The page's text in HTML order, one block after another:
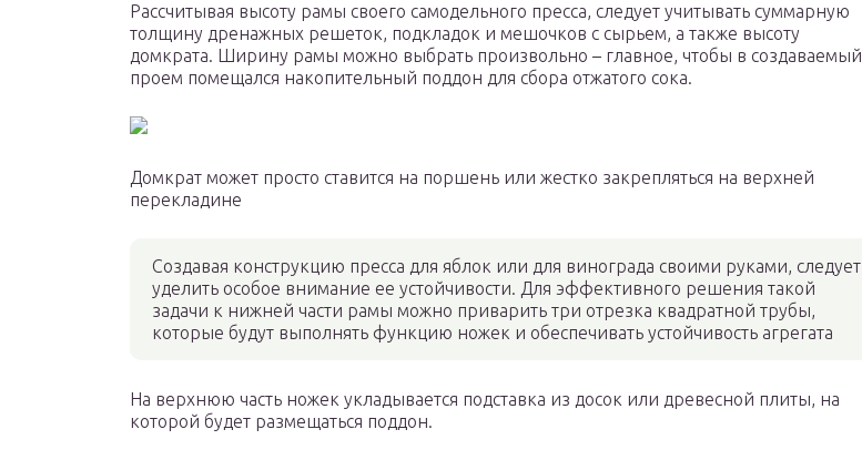
Рассчитывая высоту рамы своего самодельного пресса, следует учитывать суммарную
толщину дренажных решеток, подкладок и мешочков с сырьем, а также высоту
домкрата. Ширину рамы можно выбрать произвольно – главное, чтобы в создаваемый
проем помещался накопительный поддон для сбора отжатого сока.
Домкрат может просто ставится на поршень или жестко закрепляться на верхней
перекладине
Создавая конструкцию пресса для яблок или для винограда своими руками, следует
уделить особое внимание ее устойчивости. Для эффективного решения такой
задачи к нижней части рамы можно приварить три отрезка квадратной трубы,
которые будут выполнять функцию ножек и обеспечивать устойчивость агрегата
На верхнюю часть ножек укладывается подставка из досок или древесной плиты, на
которой будет размещаться поддон.